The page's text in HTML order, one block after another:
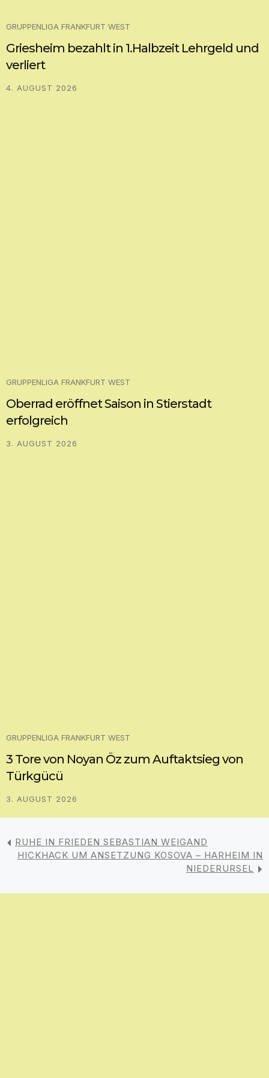
GRUPPENLIGA FRANKFURT WEST
Griesheim bezahlt in 1.Halbzeit Lehrgeld und
verliert
4. AUGUST 2026
GRUPPENLIGA FRANKFURT WEST
Oberrad eröffnet Saison in Stierstadt
erfolgreich
3. AUGUST 2026
GRUPPENLIGA FRANKFURT WEST
3 Tore von Noyan Öz zum Auftaktsieg von
Türkgücü
3. AUGUST 2026
RUHE IN FRIEDEN SEBASTIAN WEIGAND
HICKHACK UM ANSETZUNG KOSOVA – HARHEIM IN
NIEDERURSEL